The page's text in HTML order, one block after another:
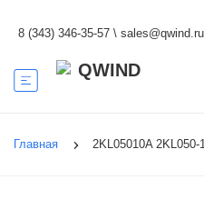
8 (343) 346-35-57 \ sales@qwind.ru
Главная 2KL05010A